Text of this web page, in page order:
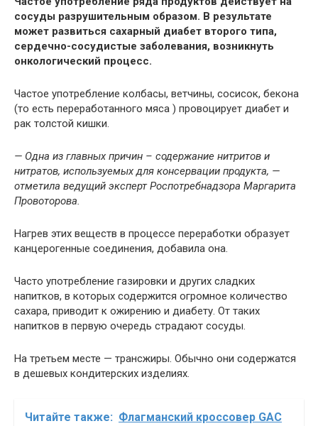
сосуды разрушительным образом. В результате
может развиться сахарный диабет второго типа,
сердечно-сосудистые заболевания, возникнуть
онкологический процесс.
Частое употребление колбасы, ветчины, сосисок, бекона
(то есть переработанного мяса ) провоцирует диабет и
рак толстой кишки.
— Одна из главных причин – содержание нитритов и
нитратов, используемых для консервации продукта, —
отметила ведущий эксперт Роспотребнадзора Маргарита
Провоторова.
Нагрев этих веществ в процессе переработки образует
канцерогенные соединения, добавила она.
Часто употребление газировки и других сладких
напитков, в которых содержится огромное количество
сахара, приводит к ожирению и диабету. От таких
напитков в первую очередь страдают сосуды.
На третьем месте — трансжиры. Обычно они содержатся
в дешевых кондитерских изделиях.
Читайте также: Флагманский кроссовер GAC